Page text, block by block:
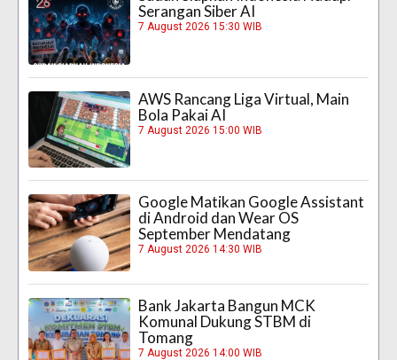
Serangan Siber AI
7 August 2026 15:30 WIB
AWS Rancang Liga Virtual, Main
Bola Pakai AI
7 August 2026 15:00 WIB
Google Matikan Google Assistant
di Android dan Wear OS
September Mendatang
7 August 2026 14:30 WIB
Bank Jakarta Bangun MCK
Komunal Dukung STBM di
Tomang
7 August 2026 14:00 WIB